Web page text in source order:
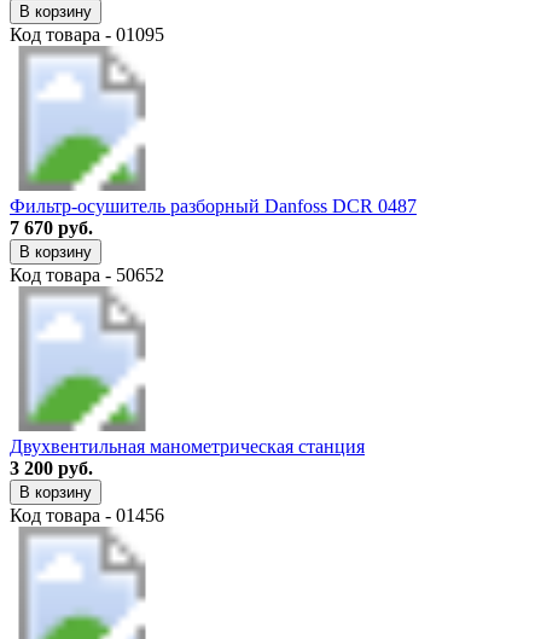
В корзину
Код товара - 01095
Фильтр-осушитель разборный Danfoss DCR 0487
7 670 руб.
В корзину
Код товара - 50652
Двухвентильная манометрическая станция
3 200 руб.
В корзину
Код товара - 01456